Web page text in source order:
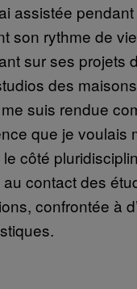
assistée
son rythme de
sur ses projets
des
me suis rendue
que je voulais
le côté
contact des
confrontée à